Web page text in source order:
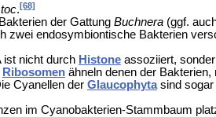
.[68]
der Gattung Buchnera(ggf.
zwei endosymbiontische Bakterien
ist nicht durch Histoneassoziiert,
Ribosomenähneln denen der
Cyanellen der Glaucophytasind sogar
im Cyanobakterien-Stammbaum